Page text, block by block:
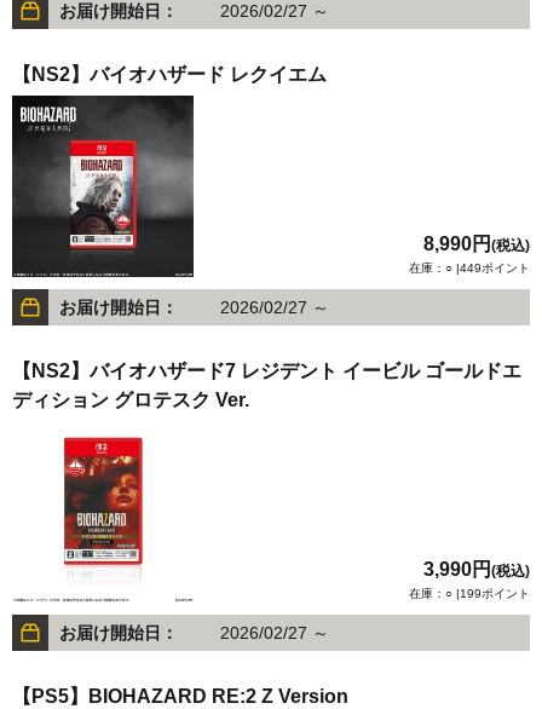
お届け開始日： 2026/02/27 ～
【NS2】バイオハザード レクイエム
8,990円 (税込)
在庫：○ |449ポイント
お届け開始日： 2026/02/27 ～
【NS2】バイオハザード7 レジデント イービル ゴールドエ
ディション グロテスク Ver.
3,990円 (税込)
在庫：○ |199ポイント
お届け開始日： 2026/02/27 ～
【PS5】BIOHAZARD RE:2 Z Version